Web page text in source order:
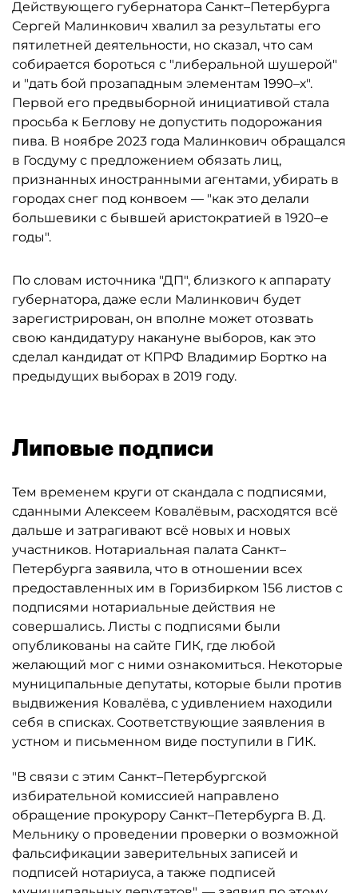
Действующего губернатора Санкт–Петербурга
Сергей Малинкович хвалил за результаты его
пятилетней деятельности, но сказал, что сам
собирается бороться с "либеральной шушерой"
и "дать бой прозападным элементам 1990–х".
Первой его предвыборной инициативой стала
просьба к Беглову не допустить подорожания
пива. В ноябре 2023 года Малинкович обращался
в Госдуму с предложением обязать лиц,
признанных иностранными агентами, убирать в
городах снег под конвоем — "как это делали
большевики с бывшей аристократией в 1920–е
годы".
По словам источника "ДП", близкого к аппарату
губернатора, даже если Малинкович будет
зарегистрирован, он вполне может отозвать
свою кандидатуру накануне выборов, как это
сделал кандидат от КПРФ Владимир Бортко на
предыдущих выборах в 2019 году.
Липовые подписи
Тем временем круги от скандала с подписями,
сданными Алексеем Ковалёвым, расходятся всё
дальше и затрагивают всё новых и новых
участников. Нотариальная палата Санкт–
Петербурга заявила, что в отношении всех
предоставленных им в Горизбирком 156 листов с
подписями нотариальные действия не
совершались. Листы с подписями были
опубликованы на сайте ГИК, где любой
желающий мог с ними ознакомиться. Некоторые
муниципальные депутаты, которые были против
выдвижения Ковалёва, с удивлением находили
себя в списках. Соответствующие заявления в
устном и письменном виде поступили в ГИК.
"В связи с этим Санкт–Петербургской
избирательной комиссией направлено
обращение прокурору Санкт–Петербурга В. Д.
Мельнику о проведении проверки о возможной
фальсификации заверительных записей и
подписей нотариуса, а также подписей